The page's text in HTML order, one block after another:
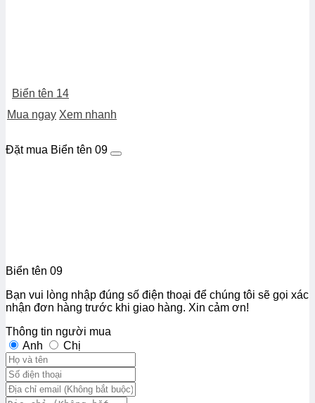
Biển tên 14
Mua ngay Xem nhanh
Đặt mua Biển tên 09
Biển tên 09
Bạn vui lòng nhập đúng số điện thoại để chúng tôi sẽ gọi xác
nhận đơn hàng trước khi giao hàng. Xin cảm ơn!
Thông tin người mua
Anh
Chị